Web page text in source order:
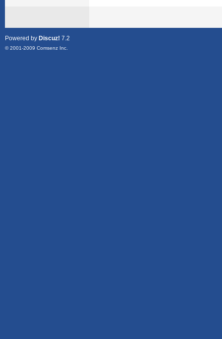
Powered by Discuz! 7.2
© 2001-2009 Comsenz Inc.